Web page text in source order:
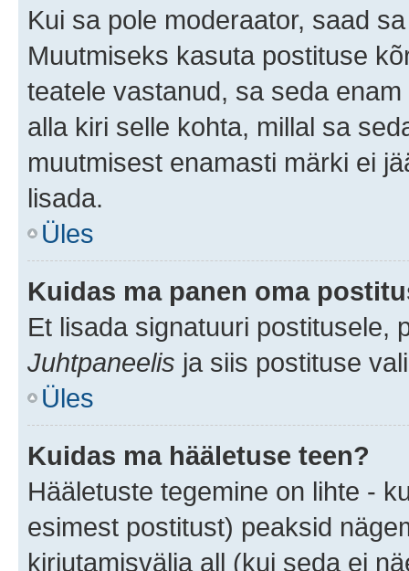
Kui sa pole moderaator, saad
Muutmiseks kasuta postituse
teatele vastanud, sa seda
alla kiri selle kohta, millal sa
muutmisest enamasti märki ei
lisada.
Üles
Kuidas ma panen oma
Et lisada signatuuri postitusele,
Juhtpaneelis ja siis postituse
Üles
Kuidas ma hääletuse teen?
Hääletuste tegemine on lihte -
esimest postitust) peaksid
kirjutamisvälja all (kui seda ei